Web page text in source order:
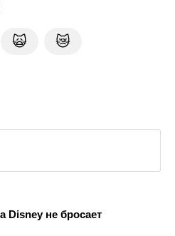
🙀 😿
Disney не бросает